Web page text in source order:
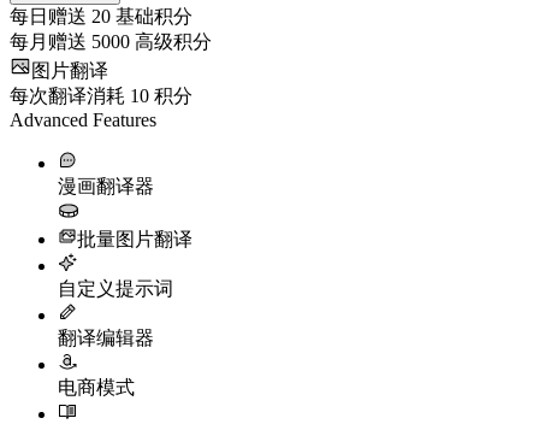
每日赠送 20 基础积分
每月赠送 5000 高级积分
图片翻译
每次翻译消耗 10 积分
Advanced Features
漫画翻译器
批量图片翻译
自定义提示词
翻译编辑器
电商模式